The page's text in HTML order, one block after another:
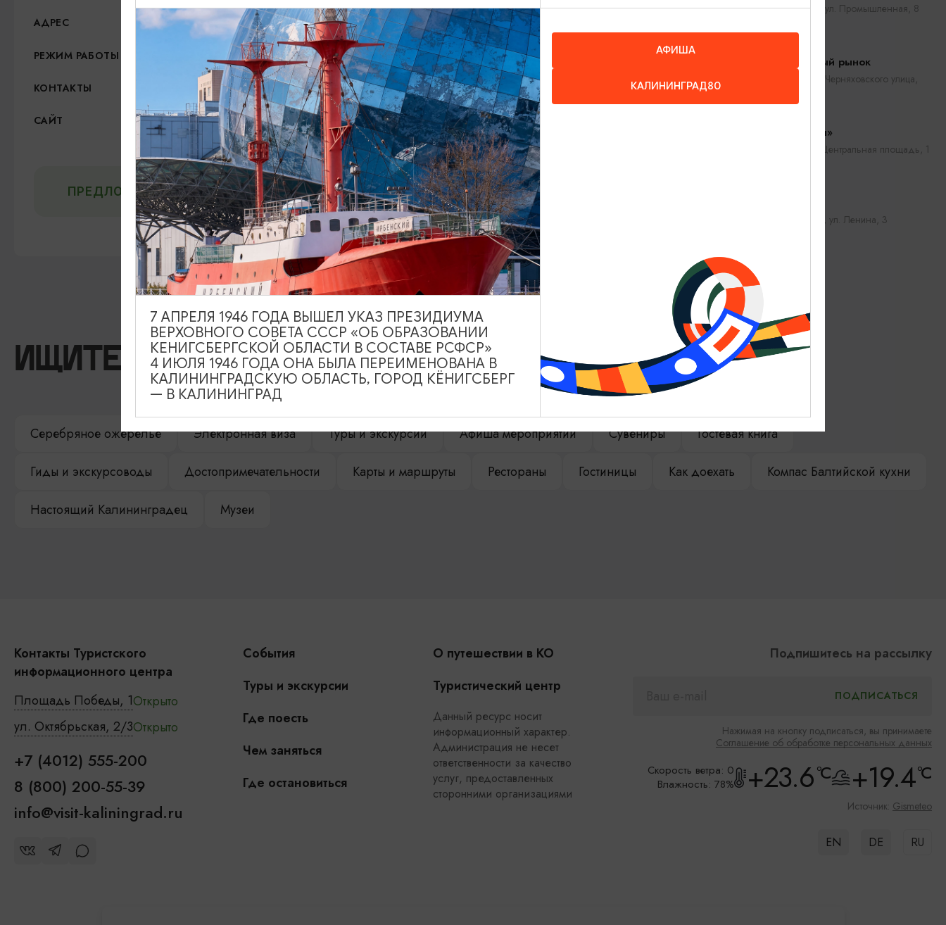
АДРЕС ул. Генерала Челнокова, 11, Показать на карте
РЕЖИМ РАБОТЫ с 10:00 до 20:00
КОНТАКТЫ +7 (401) 275-04-00
САЙТ
Официальный сайт
ВКонтакте
ПРЕДЛОЖИТЬ ИНФОРМАЦИЮ
Калининград, ул. Промышленная, 8
Центральный рынок
Калининград, Черняховского улица,
ТЦ «Раушен»
Светлогорск, Центральная площадь, 1
Зеленоградск, ул. Ленина, 3
ИЩИТЕ ТАКЖЕ НА НАШЕМ САЙТЕ
Серебряное ожерелье Электронная виза Туры и экскурсии Афиша мероприятий Сувениры Гостевая книга
Гиды и экскурсоводы Достопримечательности Карты и маршруты Рестораны Гостиницы Как доехать Компас Балтийской кухни
Настоящий Калининградец Музеи
Контакты Туристского
информационного центра
Площадь Победы, 1Открыто
ул. Октябрьская, 2/3Открыто
+7 (4012) 555-200
8 (800) 200-55-39
info@visit-kaliningrad.ru
События
Туры и экскурсии
Где поесть
Чем заняться
Где остановиться
О путешествии в КО
Туристический центр
Данный ресурс носит
информационный характер.
Администрация не несет
ответственности за качество
услуг, предоставленных
сторонними организациями
Подпишитесь на рассылку
Нажимая на кнопку подписаться, вы принимаете
Соглашение об обработке персональных данных
Скорость ветра: 0
Влажность: 78%
+23.6°C +19.4°C
Источник: Gismeteo
EN DE RU
АФИША
КАЛИНИНГРАД80
7 АПРЕЛЯ 1946 ГОДА ВЫШЕЛ УКАЗ ПРЕЗИДИУМА
ВЕРХОВНОГО СОВЕТА СССР «ОБ ОБРАЗОВАНИИ
КЕНИГСБЕРГСКОЙ ОБЛАСТИ В СОСТАВЕ РСФСР»
4 ИЮЛЯ 1946 ГОДА ОНА БЫЛА ПЕРЕИМЕНОВАНА В
КАЛИНИНГРАДСКУЮ ОБЛАСТЬ, ГОРОД КЁНИГСБЕРГ
— В КАЛИНИНГРАД